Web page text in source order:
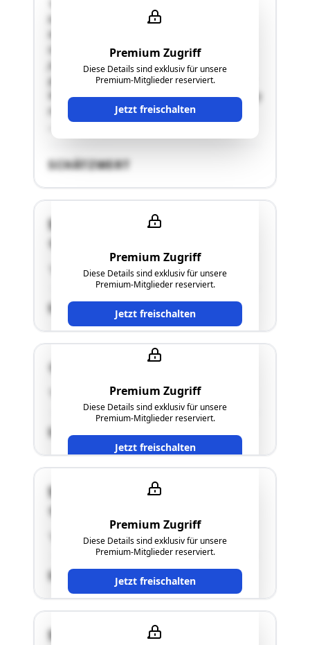
Premium Zugriff
Diese Details sind exklusiv für unsere
Premium-Mitglieder reserviert.
Jetzt freischalten
"Auf der gegenständlichen Liegenschaft sind im
bestehenden Objekt 2
Wohnungseigentumseinheiten vorhanden.
Gegenständlich ist Top Nr. 2.Ursprünglich im
Jahr 1977 wurde auf der Liegenschaft ein
gemischt genutztes Objekt Fahrschule mit einer
Wohnung errichtet.Das Objekt ist zweigeschossig
mit einer Vollunterkellerung.Der westliche Teil
SCHÄTZWERT
Premium Zugriff
Diese Details sind exklusiv für unsere
Premium-Mitglieder reserviert.
Jetzt freischalten
Stadtplatz 36
"siehe Punkt 2.5. des Langgutachtens"
SCHÄTZWERT
Premium Zugriff
Diese Details sind exklusiv für unsere
Premium-Mitglieder reserviert.
Jetzt freischalten
"Forstwirtschaftlich genutzte Augrundstücke"
SCHÄTZWERT
Premium Zugriff
Diese Details sind exklusiv für unsere
Premium-Mitglieder reserviert.
Jetzt freischalten
Stadtplatz 36
"siehe Punkt 2.5. des Langgutachtens"
SCHÄTZWERT
Stadtplatz 36